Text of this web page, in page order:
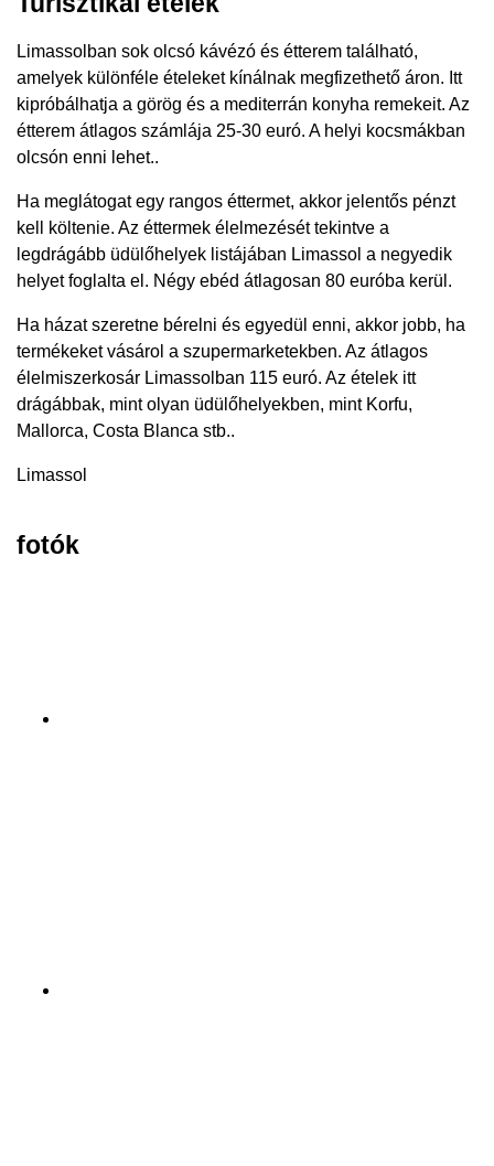
Limassolban sok olcsó kávézó és étterem található,
amelyek különféle ételeket kínálnak megfizethető áron. Itt
kipróbálhatja a görög és a mediterrán konyha remekeit. Az
étterem átlagos számlája 25-30 euró. A helyi kocsmákban
olcsón enni lehet..
Ha meglátogat egy rangos éttermet, akkor jelentős pénzt
kell költenie. Az éttermek élelmezését tekintve a
legdrágább üdülőhelyek listájában Limassol a negyedik
helyet foglalta el. Négy ebéd átlagosan 80 euróba kerül.
Ha házat szeretne bérelni és egyedül enni, akkor jobb, ha
termékeket vásárol a szupermarketekben. Az átlagos
élelmiszerkosár Limassolban 115 euró. Az ételek itt
drágábbak, mint olyan üdülőhelyekben, mint Korfu,
Mallorca, Costa Blanca stb..
Limassol
fotók